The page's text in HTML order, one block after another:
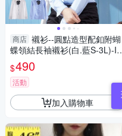
商店 襯衫--圓點造型配釦附蝴
蝶領結長袖襯衫(白.藍S-3L)-I7
3眼圈熊中大尺碼
$490
活動
加入購物車